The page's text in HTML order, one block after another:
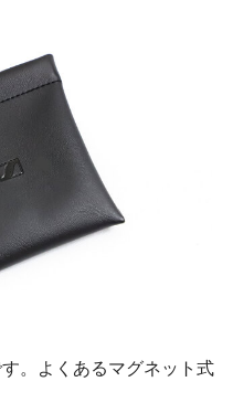
す。よくあるマグネット式